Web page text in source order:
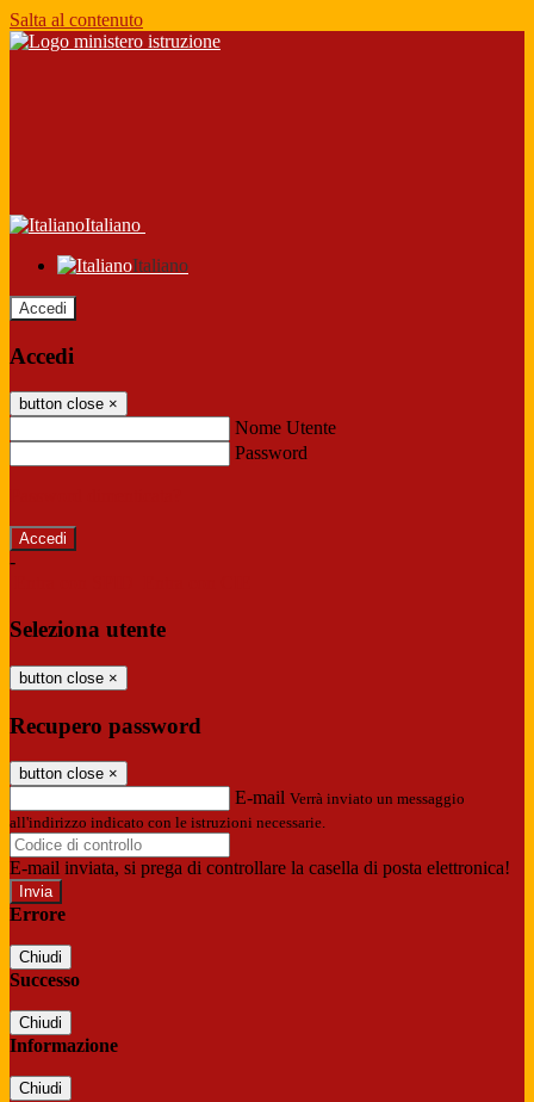
Salta al contenuto
Italiano
Italiano
Accedi
Accedi
button close ×
Nome Utente
Password
-
Seleziona utente
button close ×
Recupero password
button close ×
E-mail Verrà inviato un messaggio
all'indirizzo indicato con le istruzioni necessarie.
E-mail inviata, si prega di controllare la casella di posta elettronica!
Errore
Chiudi
Successo
Chiudi
Informazione
Chiudi